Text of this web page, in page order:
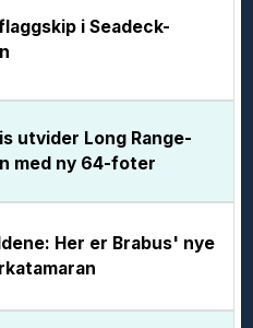
i Seadeck-
utvider Long Range-
med ny 64-foter
Her er Brabus' nye